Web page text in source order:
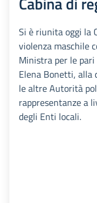
Si è riunita oggi la
violenza maschile
Ministra per le
Elena Bonetti, alla
le altre Autorità
rappresentanze a
degli Enti locali.